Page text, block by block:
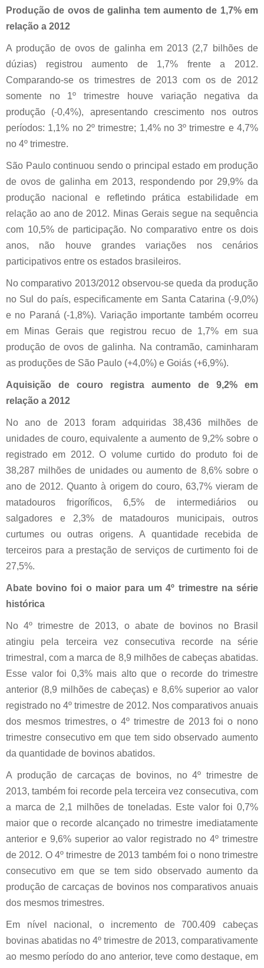
Produção de ovos de galinha tem aumento de 1,7% em
relação a 2012
A produção de ovos de galinha em 2013 (2,7 bilhões de
dúzias) registrou aumento de 1,7% frente a 2012.
Comparando-se os trimestres de 2013 com os de 2012
somente no 1º trimestre houve variação negativa da
produção (-0,4%), apresentando crescimento nos outros
períodos: 1,1% no 2º trimestre; 1,4% no 3º trimestre e 4,7%
no 4º trimestre.
São Paulo continuou sendo o principal estado em produção
de ovos de galinha em 2013, respondendo por 29,9% da
produção nacional e refletindo prática estabilidade em
relação ao ano de 2012. Minas Gerais segue na sequência
com 10,5% de participação. No comparativo entre os dois
anos, não houve grandes variações nos cenários
participativos entre os estados brasileiros.
No comparativo 2013/2012 observou-se queda da produção
no Sul do país, especificamente em Santa Catarina (-9,0%)
e no Paraná (-1,8%). Variação importante também ocorreu
em Minas Gerais que registrou recuo de 1,7% em sua
produção de ovos de galinha. Na contramão, caminharam
as produções de São Paulo (+4,0%) e Goiás (+6,9%).
Aquisição de couro registra aumento de 9,2% em
relação a 2012
No ano de 2013 foram adquiridas 38,436 milhões de
unidades de couro, equivalente a aumento de 9,2% sobre o
registrado em 2012. O volume curtido do produto foi de
38,287 milhões de unidades ou aumento de 8,6% sobre o
ano de 2012. Quanto à origem do couro, 63,7% vieram de
matadouros frigoríficos, 6,5% de intermediários ou
salgadores e 2,3% de matadouros municipais, outros
curtumes ou outras origens. A quantidade recebida de
terceiros para a prestação de serviços de curtimento foi de
27,5%.
Abate bovino foi o maior para um 4º trimestre na série
histórica
No 4º trimestre de 2013, o abate de bovinos no Brasil
atingiu pela terceira vez consecutiva recorde na série
trimestral, com a marca de 8,9 milhões de cabeças abatidas.
Esse valor foi 0,3% mais alto que o recorde do trimestre
anterior (8,9 milhões de cabeças) e 8,6% superior ao valor
registrado no 4º trimestre de 2012. Nos comparativos anuais
dos mesmos trimestres, o 4º trimestre de 2013 foi o nono
trimestre consecutivo em que tem sido observado aumento
da quantidade de bovinos abatidos.
A produção de carcaças de bovinos, no 4º trimestre de
2013, também foi recorde pela terceira vez consecutiva, com
a marca de 2,1 milhões de toneladas. Este valor foi 0,7%
maior que o recorde alcançado no trimestre imediatamente
anterior e 9,6% superior ao valor registrado no 4º trimestre
de 2012. O 4º trimestre de 2013 também foi o nono trimestre
consecutivo em que se tem sido observado aumento da
produção de carcaças de bovinos nos comparativos anuais
dos mesmos trimestres.
Em nível nacional, o incremento de 700.409 cabeças
bovinas abatidas no 4º trimestre de 2013, comparativamente
ao mesmo período do ano anterior, teve como destaque, em